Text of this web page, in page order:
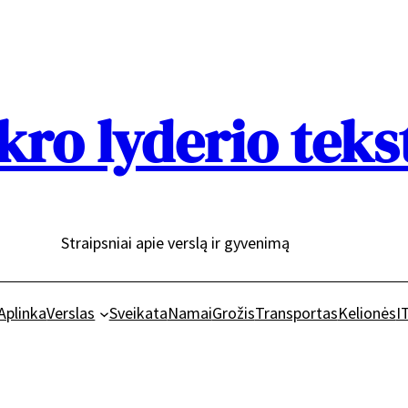
lyderio
Straipsniai apie verslą ir gyvenimą
Verslas SveikataNamaiGrožisTransportasKelionės